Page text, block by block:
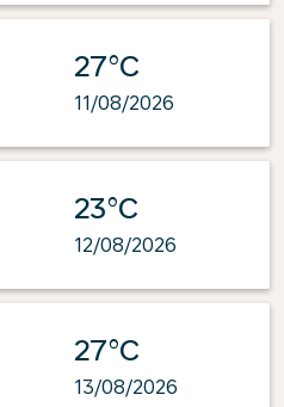
27°C
11/08/2026
23°C
12/08/2026
27°C
13/08/2026